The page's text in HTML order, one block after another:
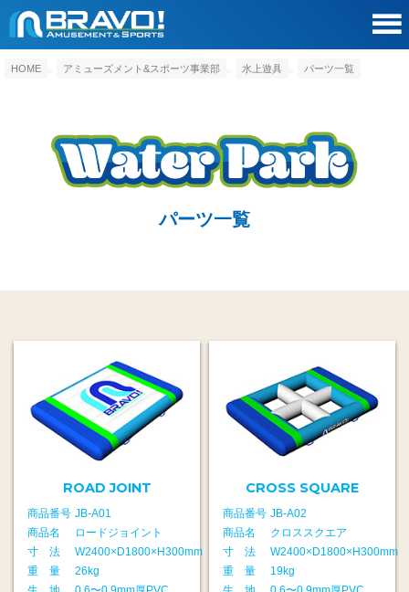
HOME アミューズメント&スポーツ事業部 水上遊具 パーツ一覧
パーツ一覧
ROAD JOINT
商品番号 JB-A01
商品名
ロードジョイント
寸 法
W2400×D1800×H300mm
重 量
26kg
CROSS SQUARE
商品番号 JB-A02
商品名
クロススクエア
寸 法
W2400×D1800×H300mm
重 量
19kg